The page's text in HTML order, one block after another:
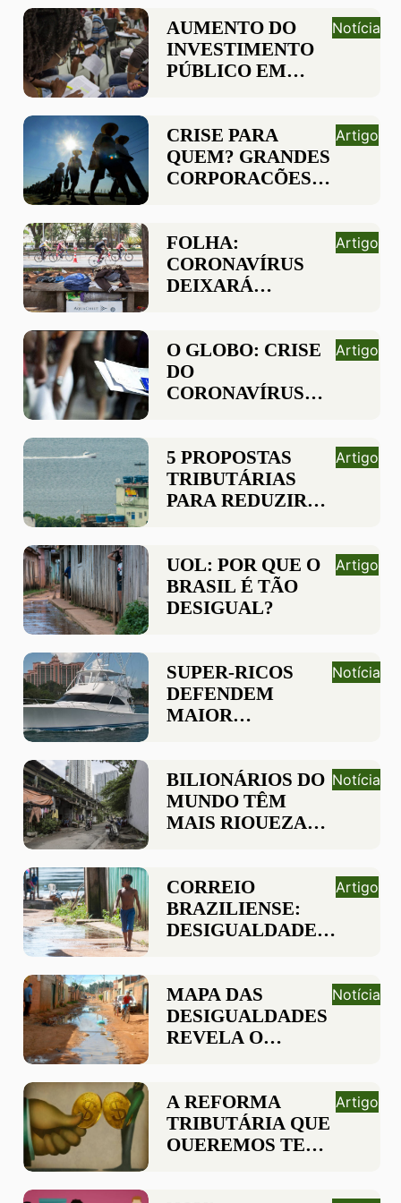
BRASILEIRA?
AUMENTO DO
INVESTIMENTO
PÚBLICO EM
DESIGUALDADE
DE RENDA NO
BRASIL, REVELA
Notícia
CRISE PARA
QUEM? GRANDES
CORPORAÇÕES
DURANTE A
PANDEMIA
Artigo
FOLHA:
CORONAVÍRUS
DEIXARÁ
SER RESOLVIDA,
DIZEM
ESPECIALISTAS
Artigo
O GLOBO: CRISE
DO
CORONAVÍRUS
BÁSICA
Artigo
5 PROPOSTAS
TRIBUTÁRIAS
PARA REDUZIR
Artigo
UOL: POR QUE O
BRASIL É TÃO
DESIGUAL?
Artigo
SUPER-RICOS
DEFENDEM
MAIOR
FORTUNAS
Notícia
BILIONÁRIOS DO
MUNDO TÊM
MAIS RIQUEZA
MUNDIAL
Notícia
CORREIO
BRAZILIENSE:
DESIGUALDADE
DO PAÍS
Artigo
MAPA DAS
DESIGUALDADES
REVELA O
DE BRASÍLIA
Notícia
A REFORMA
TRIBUTÁRIA QUE
QUEREMOS TEM
Artigo